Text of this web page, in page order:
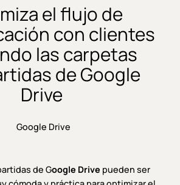
el flujo de
con clientes
las carpetas
de Google
Drive
Google Drive
de Google Drive pueden ser